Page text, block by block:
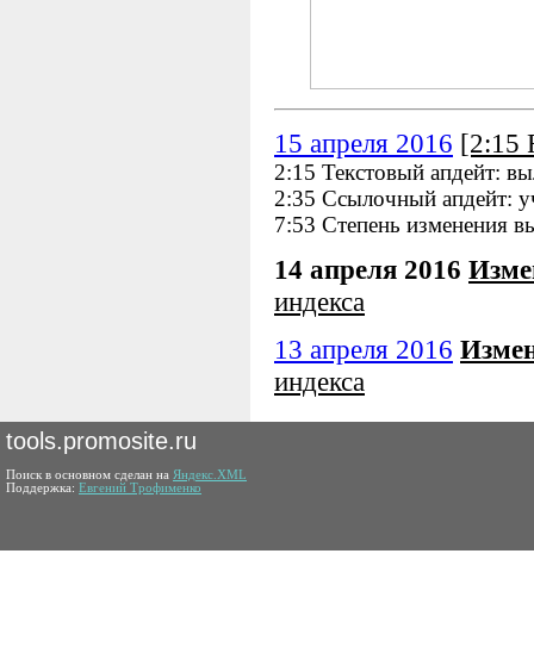
15 апреля 2016 [2:15
2:15 Текстовый апдейт:
2:35 Ссылочный апдейт:
7:53 Степень изменения
14 апреля 2016
индекса
13 апреля 2016
индекса
tools.promosite.ru
Поиск в основном сделан на Яндекс.XML
Поддержка: Евгений Трофименко